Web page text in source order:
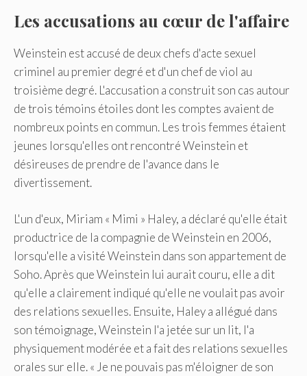
Les accusations au cœur de l'affaire
Weinstein est accusé de deux chefs d'acte sexuel
criminel au premier degré et d'un chef de viol au
troisième degré. L'accusation a construit son cas autour
de trois témoins étoiles dont les comptes avaient de
nombreux points en commun. Les trois femmes étaient
jeunes lorsqu'elles ont rencontré Weinstein et
désireuses de prendre de l'avance dans le
divertissement.
L'un d'eux, Miriam « Mimi » Haley, a déclaré qu'elle était
productrice de la compagnie de Weinstein en 2006,
lorsqu'elle a visité Weinstein dans son appartement de
Soho. Après que Weinstein lui aurait couru, elle a dit
qu'elle a clairement indiqué qu'elle ne voulait pas avoir
des relations sexuelles. Ensuite, Haley a allégué dans
son témoignage, Weinstein l'a jetée sur un lit, l'a
physiquement modérée et a fait des relations sexuelles
orales sur elle. « Je ne pouvais pas m'éloigner de son